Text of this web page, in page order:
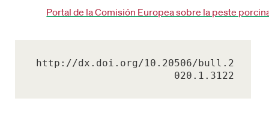
Portal de la Comisión Europea sobre la peste
http://dx.doi.org/10.20506/bull.2
020.1.3122